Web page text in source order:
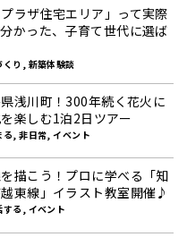
ラザ住宅エリア」って実際
かった、子育て世代に選ば
くり, 新築体験談
県浅川町！300年続く花火に
楽しむ1泊2日ツアー
る, 非日常, イベント
描こう！プロに学べる「知
東線」イラスト教室開催♪
する, イベント